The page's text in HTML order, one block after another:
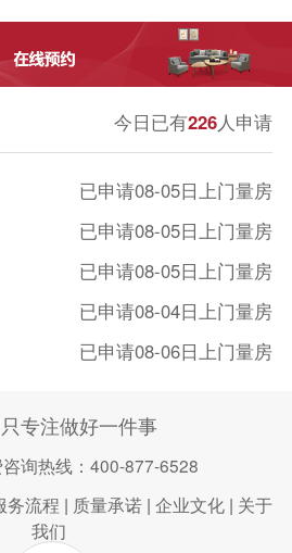
今日已有226人申请
已申请08-05日上门量房
已申请08-05日上门量房
已申请08-05日上门量房
已申请08-04日上门量房
已申请08-06日上门量房
已申请08-04日上门量房
已申请08-06日上门量房
专注做好一件事
询热线：400-877-6528
务流程 | 质量承诺 | 企业文化 | 关于
我们